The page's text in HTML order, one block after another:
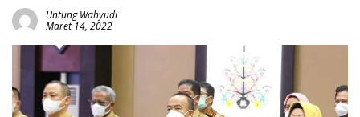
Untung Wahyudi
Maret 14, 2022